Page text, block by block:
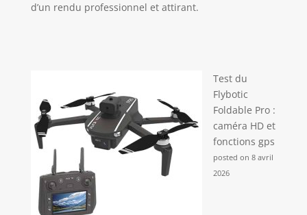
d’un rendu professionnel et attirant.
Test du
Flybotic
Foldable Pro :
caméra HD et
fonctions gps
posted on 8 avril
2026